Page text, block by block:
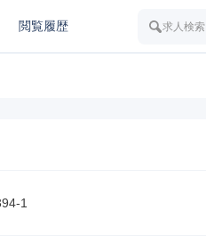
閲覧履歴 求人検索
1